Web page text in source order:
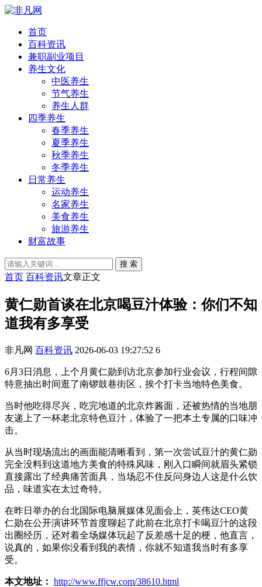
首页
百科资讯
兼职副业项目
养生文化
中医养生
节气养生
养生人群
四季养生
春季养生
夏季养生
秋季养生
冬季养生
日常养生
运动养生
名家养生
美食养生
旅游养生
财富故事
搜 索
首页 百科资讯文章正文
黄仁勋首谈在北京喝豆汁体验：你们不知
道我有多享受
非凡网 百科资讯 2026-06-03 19:27:52 6
6月3日消息，上个月黄仁勋到访北京参加行业会议，行程间隙
特意抽出时间逛了南锣鼓巷街区，挨个打卡当地特色美食。
当时他吃得尽兴，吃完地道的北京炸酱面，还被热情的当地朋
友递上了一杯老北京特色豆汁，体验了一把本土专属的口味冲
击。
从当时现场流出的画面能清晰看到，第一次尝试豆汁的黄仁勋
完全没料到这道地方美食的特殊风味，刚入口瞬间就眉头紧锁
直接露出了经典痛苦面具，当场忍不住反问身边人这是什么饮
品，味道实在太过奇特。
在昨日举办的台北国际电脑展媒体见面会上，英伟达CEO黄
仁勋在公开演讲环节首度聊起了此前在北京打卡喝豆汁的这段
出圈经历，还对着全场媒体玩起了反差感十足的梗，他直言，
说真的，如果你没看到我的表情，你就不知道我当时有多享
受。
本文地址： http://www.ffjcw.com/38610.html